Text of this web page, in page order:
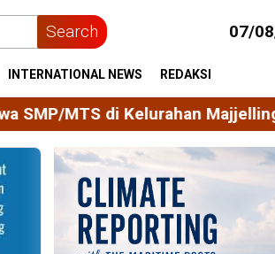
Search 07/
INTERNATIONAL NEWS REDAKSI
Majjelling Wattang Mahasiswa